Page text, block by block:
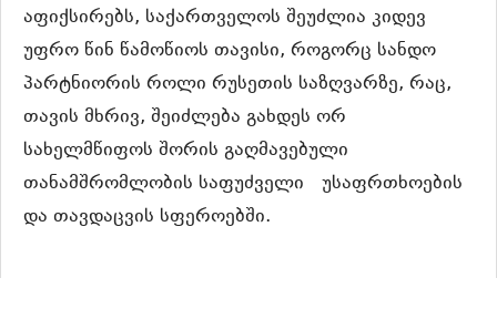
აფიქსირებს, საქართველოს შეუძლია კიდევ
უფრო წინ წამოწიოს თავისი, როგორც სანდო
პარტნიორის როლი რუსეთის საზღვარზე, რაც,
თავის მხრივ, შეიძლება გახდეს ორ
სახელმწიფოს შორის გაღმავებული
თანამშრომლობის საფუძველი უსაფრთხოების
და თავდაცვის სფეროებში.